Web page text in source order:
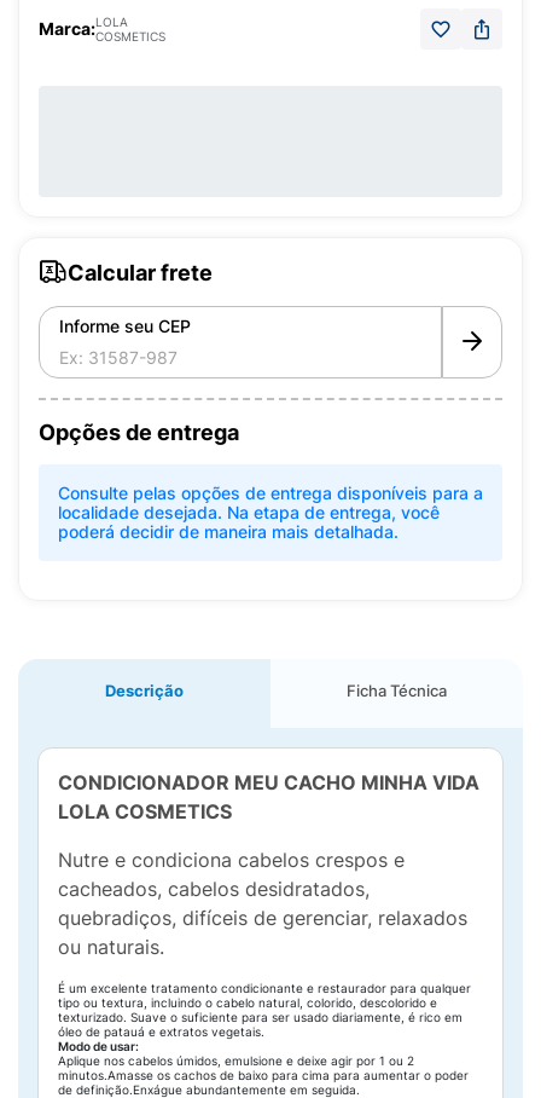
Marca:LOLA
COSMETICS
Calcular frete
Informe seu CEP
Opções de entrega
Consulte pelas opções de entrega disponíveis para a
localidade desejada. Na etapa de entrega, você
poderá decidir de maneira mais detalhada.
Descrição Ficha Técnica
CONDICIONADOR MEU CACHO MINHA VIDA
LOLA COSMETICS
Nutre e condiciona cabelos crespos e
cacheados, cabelos desidratados,
quebradiços, difíceis de gerenciar, relaxados
ou naturais.
É um excelente tratamento condicionante e restaurador para qualquer
tipo ou textura, incluindo o cabelo natural, colorido, descolorido e
texturizado. Suave o suficiente para ser usado diariamente, é rico em
óleo de patauá e extratos vegetais.
Modo de usar:
Aplique nos cabelos úmidos, emulsione e deixe agir por 1 ou 2
minutos.Amasse os cachos de baixo para cima para aumentar o poder
de definição.Enxágue abundantemente em seguida.